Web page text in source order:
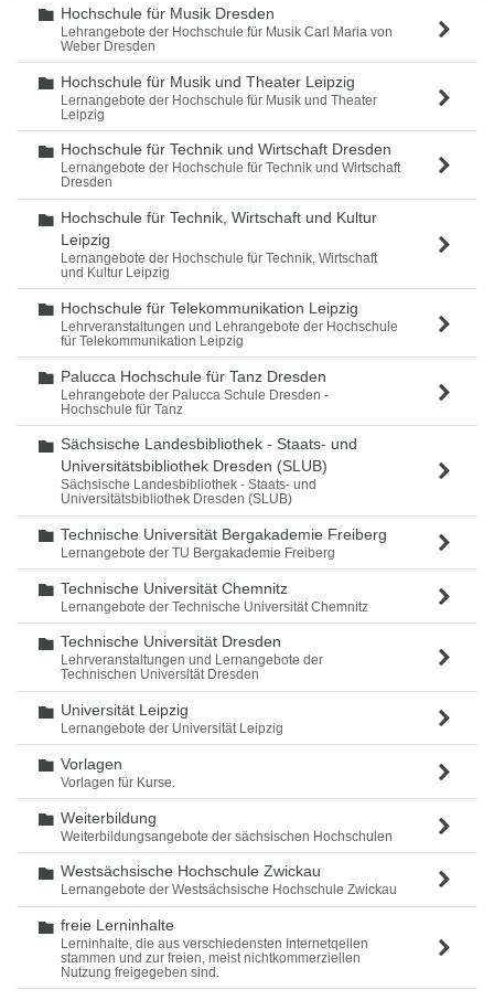
Ordner
Hochschule für Musik Dresden
Lehrangebote der Hochschule für Musik Carl Maria von
Weber Dresden
Ordner
Hochschule für Musik und Theater Leipzig
Lernangebote der Hochschule für Musik und Theater
Leipzig
Ordner
Hochschule für Technik und Wirtschaft Dresden
Lernangebote der Hochschule für Technik und Wirtschaft
Dresden
Ordner
Hochschule für Technik, Wirtschaft und Kultur
Leipzig
Lernangebote der Hochschule für Technik, Wirtschaft
und Kultur Leipzig
Ordner
Hochschule für Telekommunikation Leipzig
Lehrveranstaltungen und Lehrangebote der Hochschule
für Telekommunikation Leipzig
Ordner
Palucca Hochschule für Tanz Dresden
Lehrangebote der Palucca Schule Dresden -
Hochschule für Tanz
Ordner
Sächsische Landesbibliothek - Staats- und
Universitätsbibliothek Dresden (SLUB)
Sächsische Landesbibliothek - Staats- und
Universitätsbibliothek Dresden (SLUB)
Ordner
Technische Universität Bergakademie Freiberg
Lernangebote der TU Bergakademie Freiberg
Ordner
Technische Universität Chemnitz
Lernangebote der Technische Universität Chemnitz
Ordner
Technische Universität Dresden
Lehrveranstaltungen und Lernangebote der
Technischen Universität Dresden
Ordner
Universität Leipzig
Lernangebote der Universität Leipzig
Ordner
Vorlagen
Vorlagen für Kurse.
Ordner
Weiterbildung
Weiterbildungsangebote der sächsischen Hochschulen
Ordner
Westsächsische Hochschule Zwickau
Lernangebote der Westsächsische Hochschule Zwickau
Ordner
freie Lerninhalte
Lerninhalte, die aus verschiedensten Internetqellen
stammen und zur freien, meist nichtkommerziellen
Nutzung freigegeben sind.